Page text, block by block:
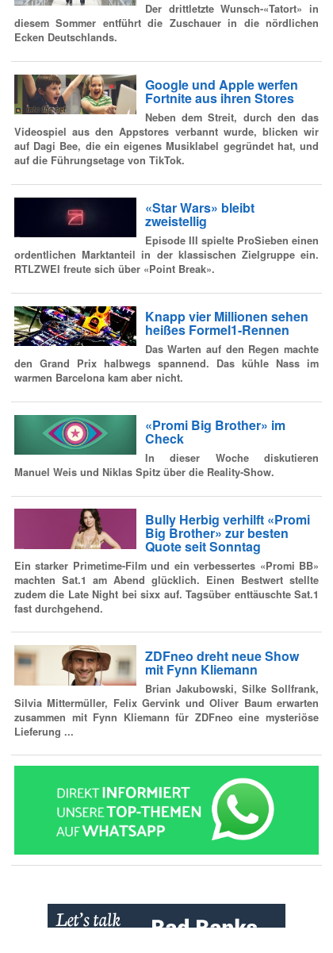
Der drittletzte Wunsch-«Tatort» in
diesem Sommer entführt die Zuschauer in die nördlichen
Ecken Deutschlands.
Google und Apple werfen
Fortnite aus ihren Stores
Neben dem Streit, durch den das
Videospiel aus den Appstores verbannt wurde, blicken wir
auf Dagi Bee, die ein eigenes Musiklabel gegründet hat, und
auf die Führungsetage von TikTok.
«Star Wars» bleibt
zweistellig
Episode III spielte ProSieben einen
ordentlichen Marktanteil in der klassischen Zielgruppe ein.
RTLZWEI freute sich über «Point Break».
Knapp vier Millionen sehen
heißes Formel1-Rennen
Das Warten auf den Regen machte
den Grand Prix halbwegs spannend. Das kühle Nass im
warmen Barcelona kam aber nicht.
«Promi Big Brother» im
Check
In dieser Woche diskutieren
Manuel Weis und Niklas Spitz über die Reality-Show.
Bully Herbig verhilft «Promi
Big Brother» zur besten
Quote seit Sonntag
Ein starker Primetime-Film und ein verbessertes «Promi BB»
machten Sat.1 am Abend glücklich. Einen Bestwert stellte
zudem die Late Night bei sixx auf. Tagsüber enttäuschte Sat.1
fast durchgehend.
ZDFneo dreht neue Show
mit Fynn Kliemann
Brian Jakubowski, Silke Sollfrank,
Silvia Mittermüller, Felix Gervink und Oliver Baum erwarten
zusammen mit Fynn Kliemann für ZDFneo eine mysteriöse
Lieferung ...